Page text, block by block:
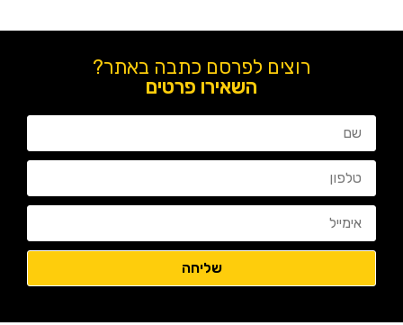
רוצים לפרסם כתבה באתר?
השאירו פרטים